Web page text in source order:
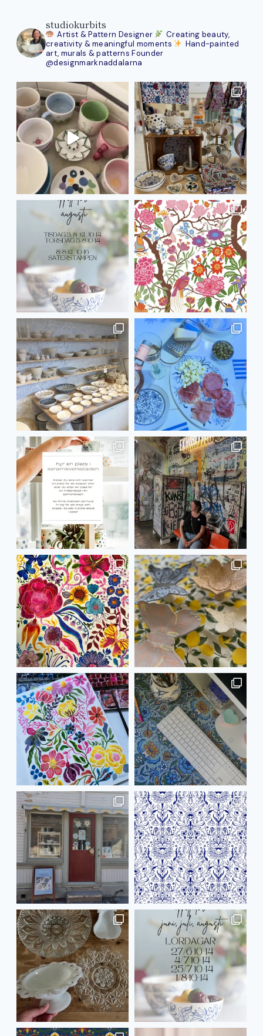
studiokurbits
Artist & Pattern Designer
Creating beauty,
creativity & meaningful moments
Hand-painted
art, murals & patterns Founder
@designmarknaddalarna